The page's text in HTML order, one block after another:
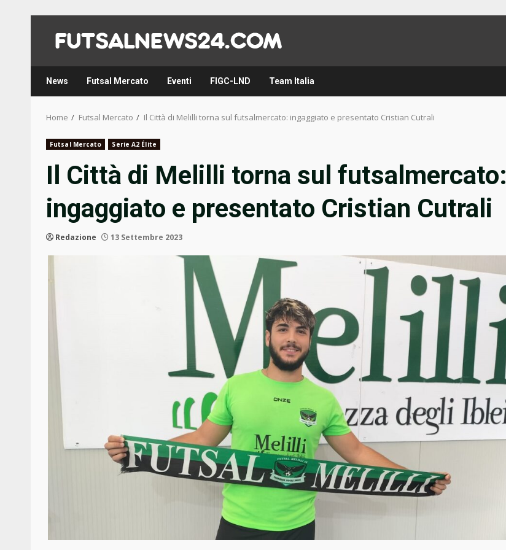
content
News Futsal Mercato Eventi FIGC-LND Team Italia
Home Futsal Mercato Il Città di Melilli torna sul futsalmercato: ingaggiato e presentato Cristian Cutrali
Futsal Mercato Serie A2 Élite
Il Città di Melilli torna sul futsalmercato:
ingaggiato e presentato Cristian Cutrali
Redazione 13 Settembre 2023